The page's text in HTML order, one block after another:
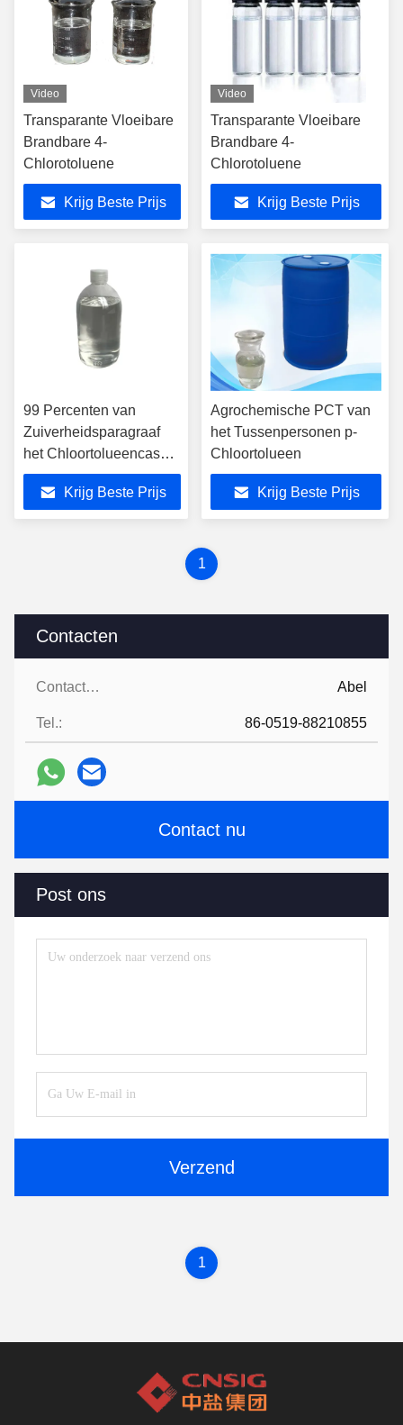
Contacten
Contacten: Abel
Tel.: 86-0519-88210855
Contact nu
Post ons
Verzend
Video
Transparante Vloeibare
Brandbare 4-
Chlorotoluene
Krijg Beste Prijs
Video
Transparante Vloeibare
Brandbare 4-
Chlorotoluene
Krijg Beste Prijs
99 Percenten van
Zuiverheidsparagraaf
het Chloortolueencas
106-43-4
Krijg Beste Prijs
Agrochemische PCT van
het Tussenpersonen p-
Chloortolueen
Krijg Beste Prijs
1
1